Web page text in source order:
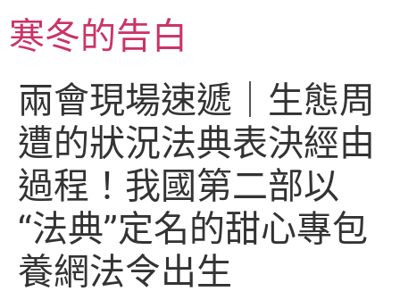
至
主寒冬的告白
兩會現場速遞｜生態周
遭的狀況法典表決經由
過程！我國第二部以
“法典”定名的甜心專包
養網法令出生